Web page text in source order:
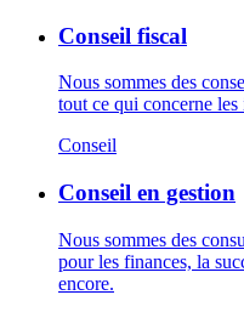
Conseil fiscal
Nous sommes des
tout ce qui concerne
Conseil
Conseil en gestion
Nous sommes des
pour les finances, la
encore.